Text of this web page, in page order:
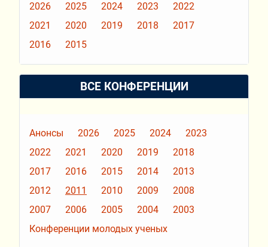
2026 2025 2024 2023
2022
2021
2020 2019 2018
2017
2016
2015
ВСЕ КОНФЕРЕНЦИИ
Анонсы 2026 2025 2024
2023
2022
2021 2020 2019
2018
2017
2016 2015 2014
2013
2012
2011 2010 2009
2008
2007
2006 2005 2004
2003
Конференции молодых ученых